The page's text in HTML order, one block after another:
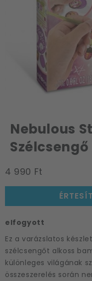
Nebulous
4 990 Ft
elfogyott
Ez a varázslatos
szélcsengőt alkoss
különleges világának
összeszerelés során